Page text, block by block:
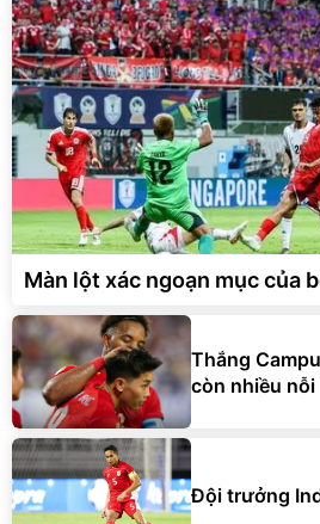
Màn lột xác ngoạn mục của
Thắng
còn nhiều
Đội trưởng